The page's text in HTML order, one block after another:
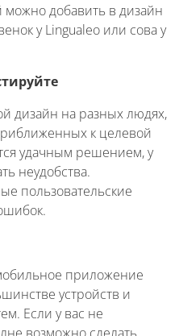
добавить в дизайн
у Lingualeo или сова у
дизайн на разных людях,
к целевой
удачным решением, у
неудобства.
пользовательские
приложение
устройств и
Если у вас не